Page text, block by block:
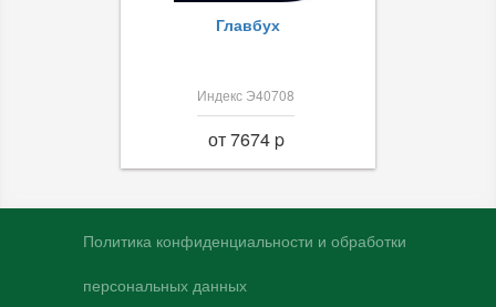
Главбух
Индекс Э40708
от 7674 p
Политика конфиденциальности и обработки
персональных данных